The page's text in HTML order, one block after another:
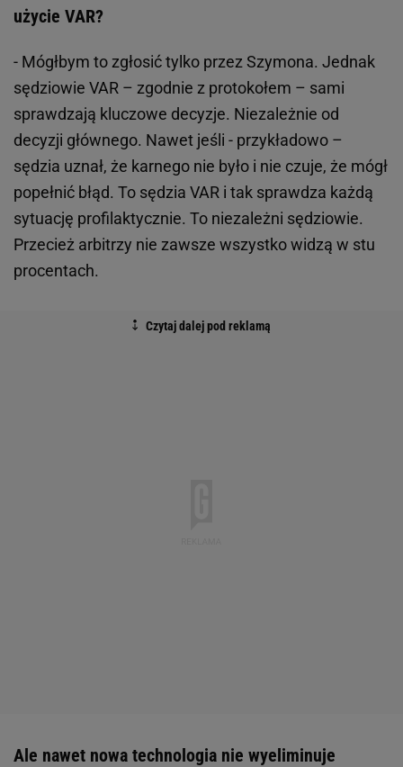
użycie VAR?
- Mógłbym to zgłosić tylko przez Szymona. Jednak
sędziowie VAR – zgodnie z protokołem – sami
sprawdzają kluczowe decyzje. Niezależnie od
decyzji głównego. Nawet jeśli - przykładowo –
sędzia uznał, że karnego nie było i nie czuje, że mógł
popełnić błąd. To sędzia VAR i tak sprawdza każdą
sytuację profilaktycznie. To niezależni sędziowie.
Przecież arbitrzy nie zawsze wszystko widzą w stu
procentach.
Ale nawet nowa technologia nie wyeliminuje